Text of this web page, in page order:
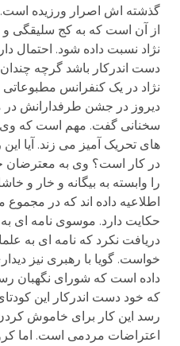
گذشته اش اصرار ورزیده
از آن است که به کج سلیقگی
نژاد نسبت داده شود. احتمال
نژاد در یک کنفرانس مطبوعاتی
دیروز در جشن طرفدارانش
سخنانی گفت. مهم است که
های تحریک آمیز می زند. آیا
در کار است؟ وی به معترضان
را وابسته به بیگانه و خار و
اطلاعیه داده اند که در مجموع
حکایت دارد. موسوی نامه ای
دریافت نکرد که نامه ای به
خواست. گویا با رهبری نیز
داده است که شورای نگهبان
که خود دست اندرکار این
رسد این کار برای خاموش
اعتراضات مردمی است. اما